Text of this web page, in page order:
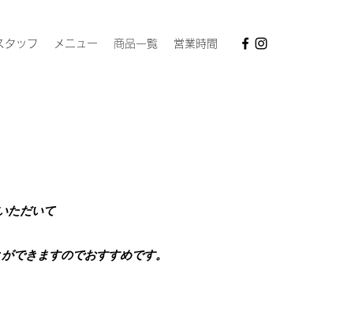
タッフ メニュー 商品一覧 営業時間
ただいて
できますのでおすすめです。